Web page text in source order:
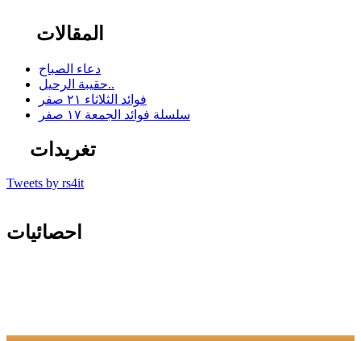
المقالات
دعاء الصباح
حقيبة الرحيل..
فوائد الثلاثاء ٢١ صفر
سلسلة فوائد الجمعة ١٧ صفر
تغريدات
Tweets by rs4it
احصائيات